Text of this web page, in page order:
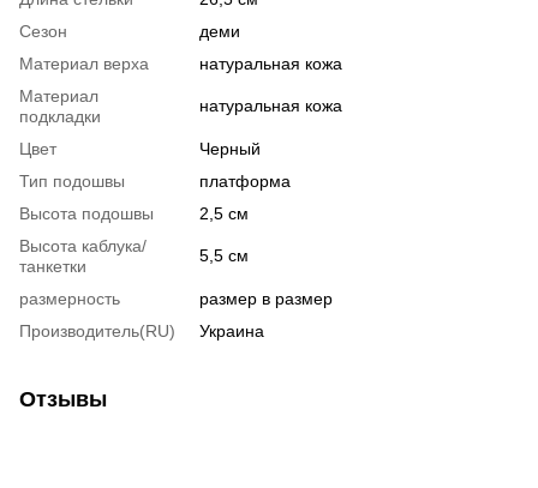
Сезон
деми
Материал верха
натуральная кожа
Материал
подкладки
натуральная кожа
Цвет
Черный
Тип подошвы
платформа
Высота подошвы
2,5 см
Высота каблука/
танкетки
5,5 см
размерность
размер в размер
Производитель(RU)
Украина
Отзывы